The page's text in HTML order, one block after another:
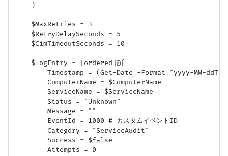
    )
    $MaxRetries = 3
    $RetryDelaySeconds = 5
    $CimTimeoutSeconds = 10
    $logEntry = [ordered]@{
Timestamp = (Get-Date -Format "yyyy-MM-
        ComputerName = $ComputerName
        ServiceName = $ServiceName
        Status = "Unknown"
        Message = ""
        EventId = 1000 # カスタムイベントID
        Category = "ServiceAudit"
        Success = $false
        Attempts = 0